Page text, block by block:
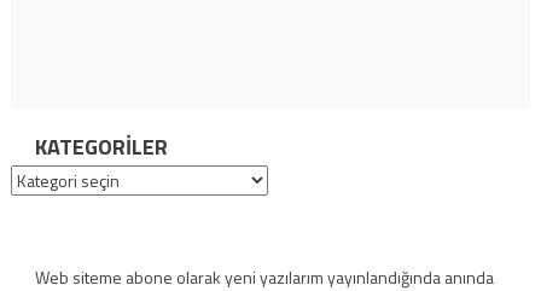
KATEGORILER
Kategoriler
Web siteme abone olarak yeni yazılarım yayınlandığında anında